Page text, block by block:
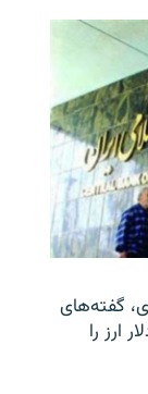
گفته‌های
۹ میلیارد دلار ارز را